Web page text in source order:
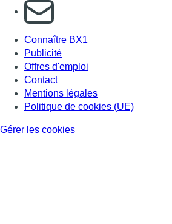
S'abonner à notre newsletter
Connaître BX1
Publicité
Offres d'emploi
Contact
Mentions légales
Politique de cookies (UE)
Gérer les cookies